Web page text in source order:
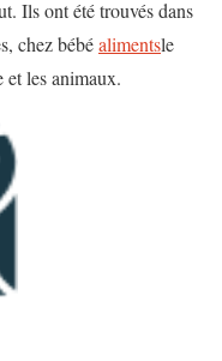
Ils ont été trouvés dans
chez bébéalimentsle
et les animaux.